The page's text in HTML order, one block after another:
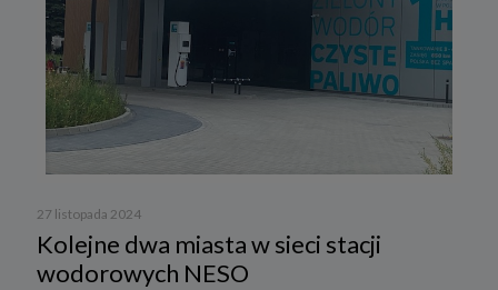
27 listopada 2024
Kolejne dwa miasta w sieci stacji
wodorowych NESO